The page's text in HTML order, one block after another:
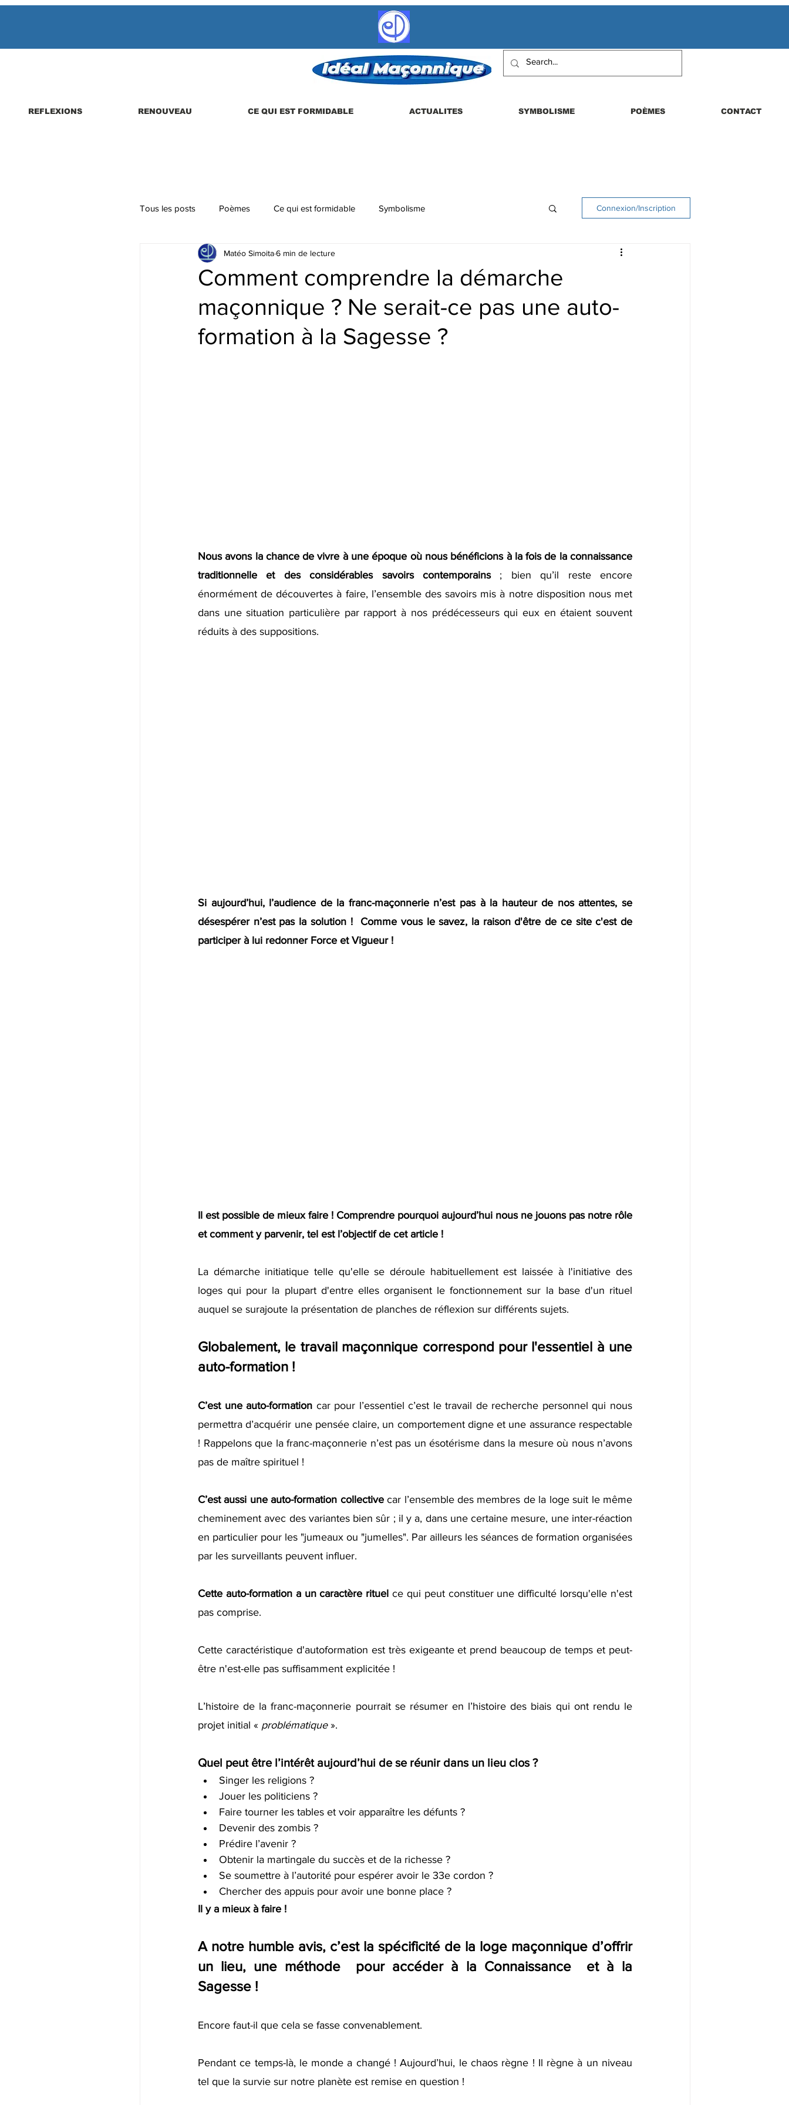
REFLEXIONS RENOUVEAU CE QUI EST FORMIDABLE ACTUALITES SYMBOLISME POÈMES CONTACT
Tous les posts Poèmes Ce qui est formidable Symbolisme
Parutions de livres, revues, etc. La vie en loge
Connexion/Inscription
Comment comprendre la démarche
maçonnique ? Ne serait-ce pas une auto-
formation à la Sagesse ?
Matéo Simoita6 min de lecture
Nous avons la chance de vivre à une époque où nous bénéficions à la fois de la connaissance
traditionnelle et des considérables savoirs contemporains ; bien qu’il reste encore
énormément de découvertes à faire, l’ensemble des savoirs mis à notre disposition nous met
dans une situation particulière par rapport à nos prédécesseurs qui eux en étaient souvent
réduits à des suppositions.
Si aujourd’hui, l’audience de la franc-maçonnerie n’est pas à la hauteur de nos attentes, se
désespérer n’est pas la solution !  Comme vous le savez, la raison d'être de ce site c'est de
participer à lui redonner Force et Vigueur !
Il est possible de mieux faire ! Comprendre pourquoi aujourd’hui nous ne jouons pas notre rôle
et comment y parvenir, tel est l’objectif de cet article !
La démarche initiatique telle qu'elle se déroule habituellement est laissée à l'initiative des
loges qui pour la plupart d'entre elles organisent le fonctionnement sur la base d'un rituel
auquel se surajoute la présentation de planches de réflexion sur différents sujets.
Globalement, le travail maçonnique correspond pour l'essentiel à une
auto-formation !
C’est une auto-formation car pour l’essentiel c’est le travail de recherche personnel qui nous
permettra d’acquérir une pensée claire, un comportement digne et une assurance respectable
! Rappelons que la franc-maçonnerie n’est pas un ésotérisme dans la mesure où nous n’avons
pas de maître spirituel !
C’est aussi une auto-formation collective car l’ensemble des membres de la loge suit le même
cheminement avec des variantes bien sûr ; il y a, dans une certaine mesure, une inter-réaction
en particulier pour les "jumeaux ou "jumelles". Par ailleurs les séances de formation organisées
par les surveillants peuvent influer.
Cette auto-formation a un caractère rituel ce qui peut constituer une difficulté lorsqu'elle n'est
pas comprise.
Cette caractéristique d'autoformation est très exigeante et prend beaucoup de temps et peut-
être n'est-elle pas suffisamment explicitée !
L’histoire de la franc-maçonnerie pourrait se résumer en l’histoire des biais qui ont rendu le
projet initial « problématique ».
Quel peut être l’intérêt aujourd’hui de se réunir dans un lieu clos ?
Singer les religions ?
Jouer les politiciens ?
Faire tourner les tables et voir apparaître les défunts ?
Devenir des zombis ?
Prédire l’avenir ?
Obtenir la martingale du succès et de la richesse ?
Se soumettre à l’autorité pour espérer avoir le 33e cordon ?
Chercher des appuis pour avoir une bonne place ?
Il y a mieux à faire !
A notre humble avis, c’est la spécificité de la loge maçonnique d’offrir
un lieu, une méthode  pour accéder à la Connaissance  et à la
Sagesse !
Encore faut-il que cela se fasse convenablement.
Pendant ce temps-là, le monde a changé ! Aujourd’hui, le chaos règne ! Il règne à un niveau
tel que la survie sur notre planète est remise en question !